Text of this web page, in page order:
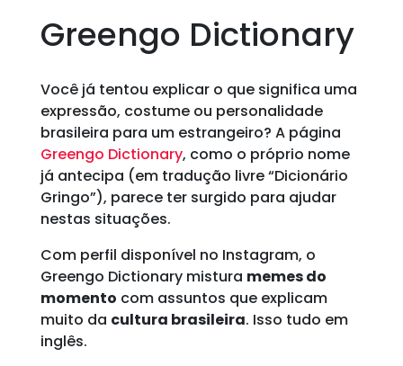
Greengo Dictionary
Você já tentou explicar o que significa uma
expressão, costume ou personalidade
brasileira para um estrangeiro? A página
Greengo Dictionary, como o próprio nome
já antecipa (em tradução livre “Dicionário
Gringo”), parece ter surgido para ajudar
nestas situações.
Com perfil disponível no Instagram, o
Greengo Dictionary mistura memes do
momento com assuntos que explicam
muito da cultura brasileira. Isso tudo em
inglês.